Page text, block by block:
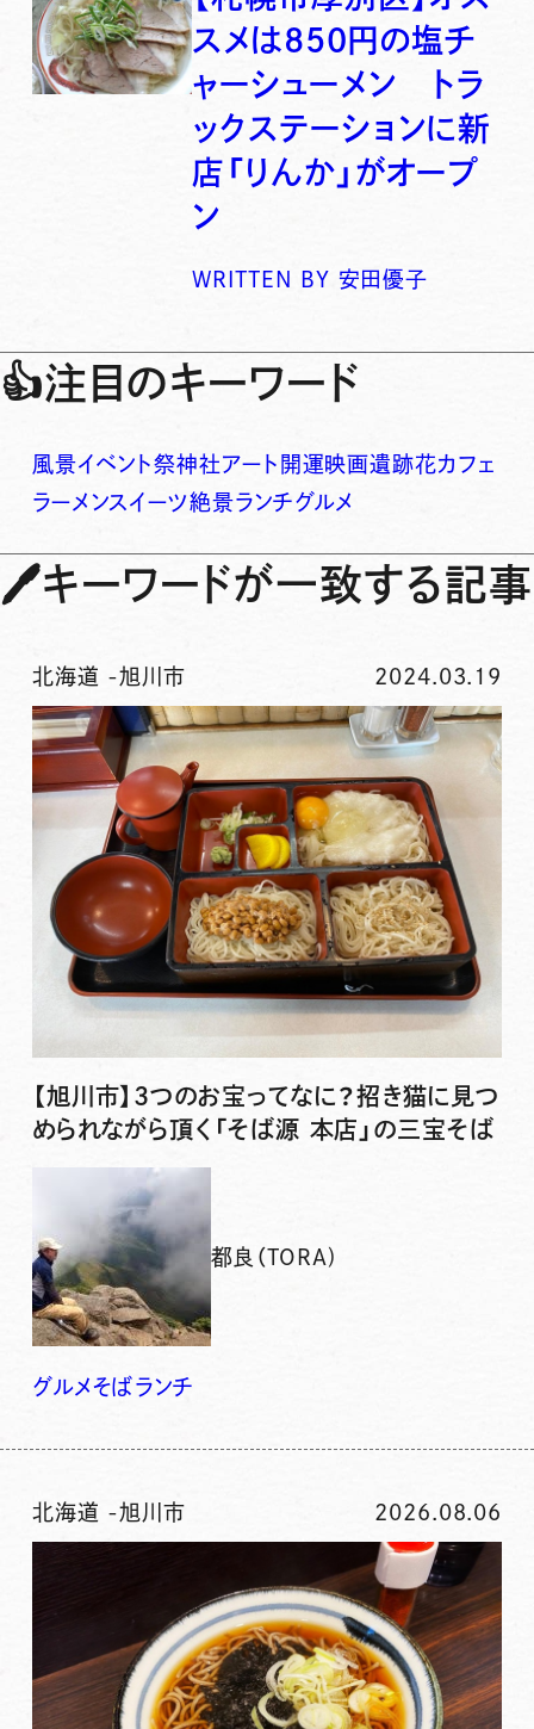
スメは850円の塩チ
ャーシューメン トラ
ックステーションに新
店「りんか」がオープ
ン
WRITTEN BY 安田優子
👍注目のキーワード
風景イベント祭神社アート 開運映画遺跡花カフェ
ラーメンスイーツ絶景ランチグルメ
🖊キーワードが一致する記事
北海道 -旭川市 2024.03.19
【旭川市】3つのお宝ってなに？招き猫に見つ
められながら頂く「そば源 本店」の三宝そば
都良（TORA)
グルメそばランチ
北海道 -旭川市 2026.08.06